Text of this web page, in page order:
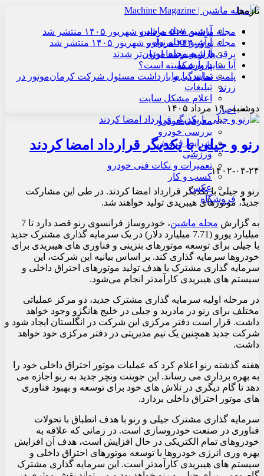
آرشیو مجله ماشین
آرشیو مجله نوآور
آرشیو مجله موتور
درباره ما
تماس با ما
تبلیغات
اعلام مشکل سایت
اخبار
معرفی خودرو
بررسی خودرو
شرایط فروش
ورزشی
تعمیرات و نکات فنی خودرو
کسب و کار
عکس
فروشگاه
تازه‌ها
مجله ماشین ۵۱۷ مرداد و شهریور ۱۴۰۵ منتشر شد
مجله نوآور ۲۴۳ مرداد و شهریور ۱۴۰۵ منتشر شد
برقی‌ها از هیبریدها ارزان‌تر شدند
آیا سایپا ورشکسته است؟
پلمب نمایندگی و بازداشت مسئول شرکت کرمان‌موتور در
زرند
دوشنبه , ۱۹ مرداد ۱۴۰۵
رنو و جیلی با یکدیگر قرارداد امضا کردند
۱۴۰۲-۰۴-۲۴
رنو و جیلی با یکدیگر قرارداد امضا کردند. در طی این مشارکت
جدید، موتورهای هیبریدی تولید خواهند شد.
به گزارش مجله ماشین
، خودروساز فرانسوی رنو قصد دارد تا 7
میلیارد یورو (7.71 میلیارد دلار) در یک سرمایه گذاری مشترک جدید
با جیلی برای توسعه موتورهای بنزینی و فناوری های هیبریدی برای
خودروها سرمایه گذاری کند. بر اساس بیانیه این شرکت، این
سرمایه گذاری مشترک با هدف تولید موتورهای احتراق داخلی و
سیستم های هیبریدی کارآمدتر انجام می‌شود.
در مرحله اولیه سرمایه گذاری مشترک جدید، دو مرکز عملیاتی
مختلف برای رنو در مادرید و جیلی در خلیج هانگژو وجود خواهد
داشت. قرار است دفتر مرکزی این شرکت در انگلستان ایجاد شود و
شرکت جدید همچنین یک تیم مدیریتی در دفتر مرکزی خود خواهد
داشت.
هفته گذشته رنو اعلام کرد که عملیات موتور احتراق داخلی خود را
به بهره برداری می رساند. این جوینت ونچر جدید به رنو اجازه می
دهد تا گام دیگری در تلاش های خود برای توسعه و بهبود فناوری
های موتور احتراق داخلی بردارد.
سرمایه گذاری مشترک جیلی و رنو با هدف انطباق با تحولات
فناوری در صنعت خودروسازی است. در زمانی که علاقه به
خودروهای تمام الکتریکی در حال افزایش است، هدف آن افزایش
بهره وری انرژی خودروها با توسعه موتورهای احتراق داخلی و
سیستم های هیبریدی کارآمدتر است. این سرمایه گذاری مشترک